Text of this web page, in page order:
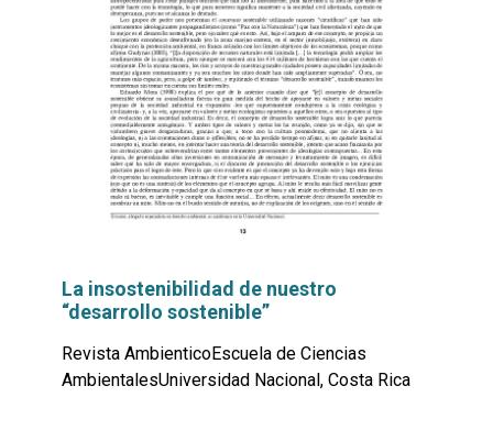
La insostenibilidad de nuestro
“desarrollo sostenible”
Revista AmbienticoEscuela de Ciencias
AmbientalesUniversidad Nacional, Costa Rica